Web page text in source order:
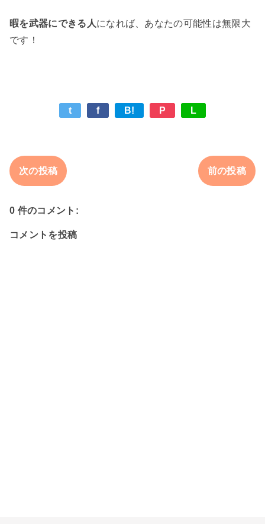
暇を武器にできる人になれば、あなたの可能性は無限大
t f B! P L
次の投稿 前の投稿
0 件のコメント:
コメントを投稿